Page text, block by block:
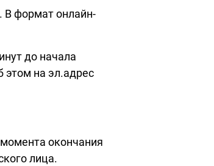
В формат онлайн-
до начала
этом на эл.адрес
окончания
лица.